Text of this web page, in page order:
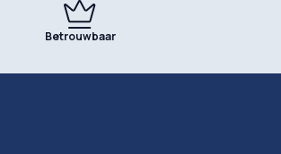
Betrouwbaar